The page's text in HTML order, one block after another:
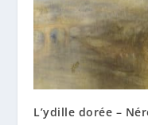
L’ydille dorée –